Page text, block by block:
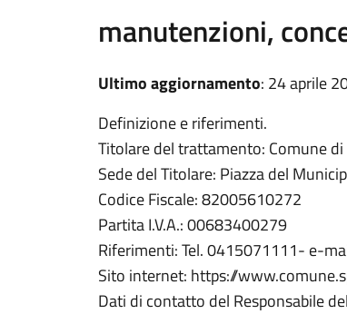
manutenzioni,
Ultimo aggiornamento: 24 aprile
Definizione e riferimenti.
Titolare del trattamento: Comune di
Sede del Titolare: Piazza del
Codice Fiscale: 82005610272
Partita I.V.A.: 00683400279
Riferimenti: Tel. 0415071111- e-
Sito internet: https://
Dati di contatto del Responsabile